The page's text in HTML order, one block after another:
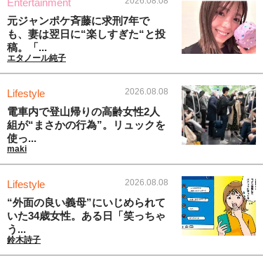
Entertainment
元ジャンポケ斉藤に求刑7年で
も、妻は翌日に“楽しすぎた“と投
稿。「...
エタノール純子
Lifestyle 2026.08.08
電車内で登山帰りの高齢女性2人
組が“まさかの行為”。リュックを
使っ...
maki
Lifestyle 2026.08.08
“外面の良い義母”にいじめられて
いた34歳女性。ある日「笑っちゃ
う...
鈴木詩子